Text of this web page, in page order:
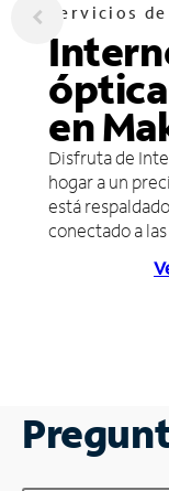
Servicios
en
Disfruta de
hogar a un
está
conectado a